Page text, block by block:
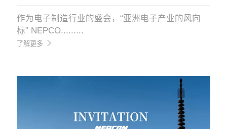
作为电子制造行业的盛会，“亚洲电子产业的风向
标” NEPCO.........
了解更多